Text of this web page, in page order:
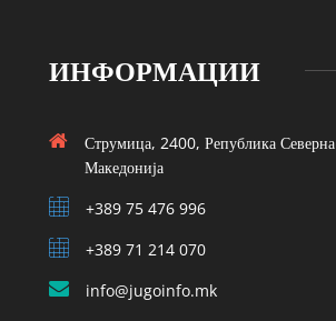
ИНФОРМАЦИИ
Струмица, 2400, Република Северна
Македонија
+389 75 476 996
+389 71 214 070
info@jugoinfo.mk